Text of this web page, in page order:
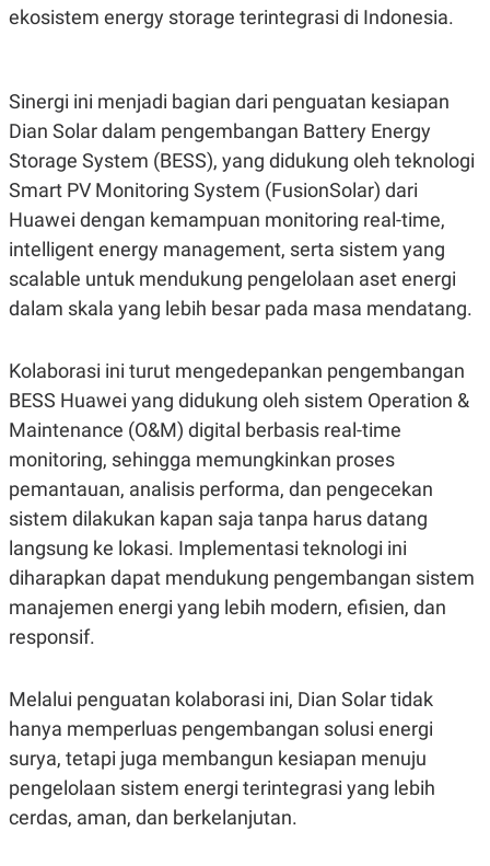
G
I
A
.
D
SITEMAPPROFILETERM
OF
USE
PEDOMAN
PEMBERITAAN
PRIVACY
POLICY
ekosistem energy storage terintegrasi di Indonesia.
Sinergi ini menjadi bagian dari penguatan kesiapan
Dian Solar dalam pengembangan Battery Energy
Storage System (BESS), yang didukung oleh teknologi
Smart PV Monitoring System (FusionSolar) dari
Huawei dengan kemampuan monitoring real-time,
intelligent energy management, serta sistem yang
scalable untuk mendukung pengelolaan aset energi
dalam skala yang lebih besar pada masa mendatang.
Kolaborasi ini turut mengedepankan pengembangan
BESS Huawei yang didukung oleh sistem Operation &
Maintenance (O&M) digital berbasis real-time
monitoring, sehingga memungkinkan proses
pemantauan, analisis performa, dan pengecekan
sistem dilakukan kapan saja tanpa harus datang
langsung ke lokasi. Implementasi teknologi ini
diharapkan dapat mendukung pengembangan sistem
manajemen energi yang lebih modern, efisien, dan
responsif.
Melalui penguatan kolaborasi ini, Dian Solar tidak
hanya memperluas pengembangan solusi energi
surya, tetapi juga membangun kesiapan menuju
pengelolaan sistem energi terintegrasi yang lebih
cerdas, aman, dan berkelanjutan.